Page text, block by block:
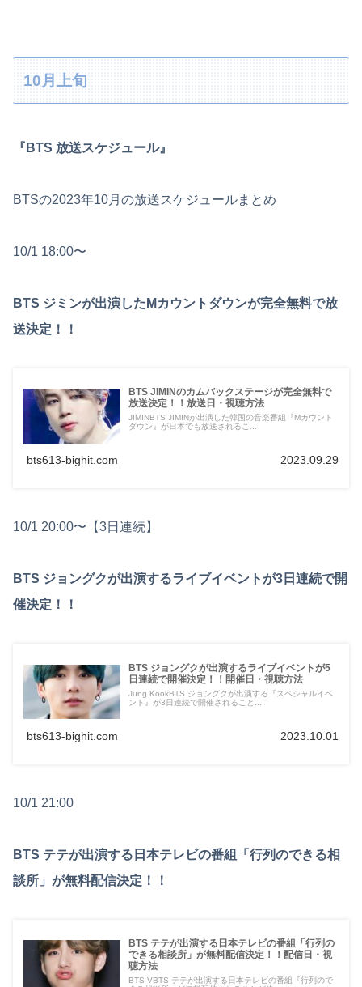
10月上旬
『BTS 放送スケジュール』
BTSの2023年10月の放送スケジュールまとめ
10/1 18:00〜
BTS ジミンが出演したMカウントダウンが完全無料で放
送決定！！
BTS JIMINのカムバックステージが完全無料で
放送決定！！放送日・視聴方法
JIMINBTS JIMINが出演した韓国の音楽番組『Mカウント
ダウン』が日本でも放送されるこ...
bts613-bighit.com 2023.09.29
10/1 20:00〜【3日連続】
BTS ジョングクが出演するライブイベントが3日連続で開
催決定！！
BTS ジョングクが出演するライブイベントが5
日連続で開催決定！！開催日・視聴方法
Jung KookBTS ジョングクが出演する『スペシャルイベ
ント』が3日連続で開催されること...
bts613-bighit.com 2023.10.01
10/1 21:00
BTS テテが出演する日本テレビの番組「行列のできる相
談所」が無料配信決定！！
BTS テテが出演する日本テレビの番組「行列の
できる相談所」が無料配信決定！！配信日・視
聴方法
BTS VBTS テテが出演する日本テレビの番組『行列ので